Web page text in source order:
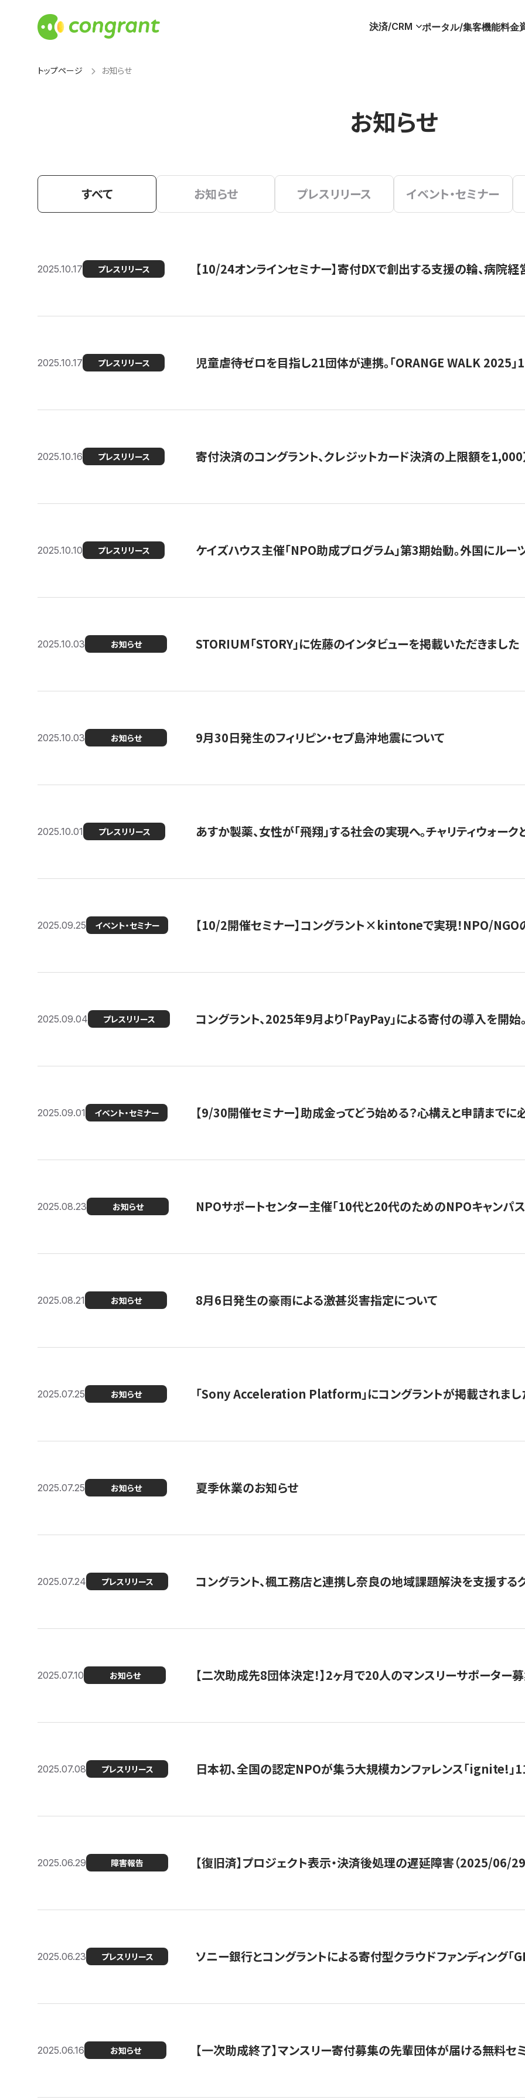
決済/CRM ポータル/集客機能料金
トップページ お知らせ
お知らせ
すべて お知らせ プレスリリース イベント・セミナー
2025.10.17 プレスリリース 【10/24オンラインセミナー】寄付DXで創出する支援の輪、病院
2025.10.17 プレスリリース 児童虐待ゼロを目指し21団体が連携。「ORANGE WALK 2025」
2025.10.16 プレスリリース 寄付決済のコングラント、クレジットカード決済の上限額を
2025.10.10 プレスリリース ケイズハウス主催「NPO助成プログラム」第3期始動。外国にル
2025.10.03 お知らせ STORIUM「STORY」に佐藤のインタビューを掲載いただきました
2025.10.03 お知らせ 9月30日発生のフィリピン・セブ島沖地震について
2025.10.01 プレスリリース あすか製薬、女性が「飛翔」する社会の実現へ。チャリティウォー
2025.09.25 イベント・セミナー 【10/2開催セミナー】コングラント×kintoneで実現！NPO/NGO
2025.09.04 プレスリリース コングラント、2025年9月より「PayPay」による寄付の導入を開始
2025.09.01 イベント・セミナー 【9/30開催セミナー】助成金ってどう始める？心構えと申請まで
2025.08.23 お知らせ NPOサポートセンター主催「10代と20代のためのNPOキャンパ
2025.08.21 お知らせ 8月6日発生の豪雨による激甚災害指定について
2025.07.25 お知らせ 「Sony Acceleration Platform」にコングラントが掲載されまし
2025.07.25 お知らせ 夏季休業のお知らせ
2025.07.24 プレスリリース コングラント、楓工務店と連携し奈良の地域課題解決を支援する
2025.07.10 お知らせ 【二次助成先8団体決定！】2ヶ月で20人のマンスリーサポーター
2025.07.08 プレスリリース 日本初、全国の認定NPOが集う大規模カンファレンス「ignite!」
2025.06.29 障害報告 【復旧済】プロジェクト表示・決済後処理の遅延障害（2025/06/29
2025.06.23 プレスリリース ソニー銀行とコングラントによる寄付型クラウドファンディング
2025.06.16 お知らせ 【一次助成終了】マンスリー寄付募集の先輩団体が届ける無料セ